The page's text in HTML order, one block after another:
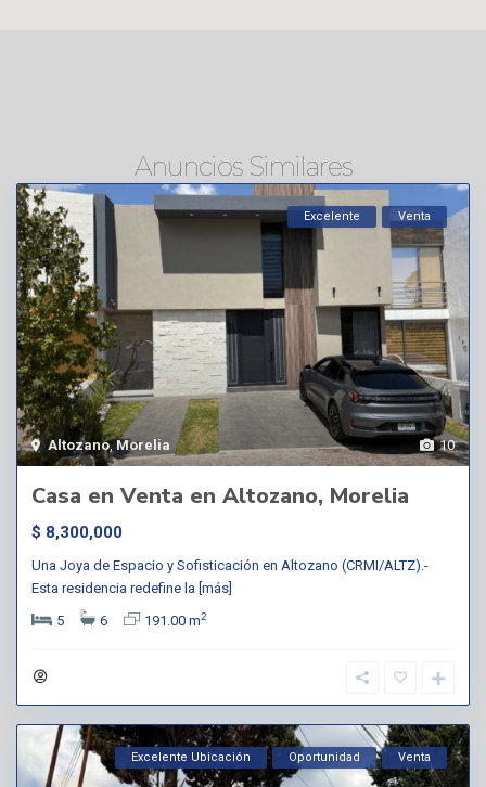
Anuncios Similares
10
Altozano,Morelia
Excelente Venta
Casa en Venta en Altozano, Morelia
$ 8,300,000
Una Joya de Espacio y Sofisticación en Altozano (CRMI/ALTZ).-
Esta residencia redefine la [más]
5
6 191.00 m2
Excelente Ubicación Oportunidad Venta